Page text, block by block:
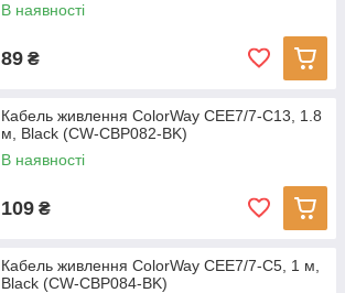
В наявності
89 ₴
Кабель живлення ColorWay CEE7/7-C13, 1.8
м, Black (CW-CBP082-BK)
В наявності
109 ₴
Кабель живлення ColorWay CEE7/7-C5, 1 м,
Black (CW-CBP084-BK)